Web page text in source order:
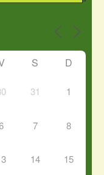
S D
31 1
7 8
14 15